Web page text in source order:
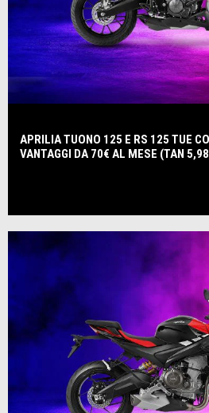
APRILIA TUONO 125 E RS 125 TUE
VANTAGGI DA 70€ AL MESE (TAN